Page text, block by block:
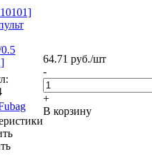
:
64.71 руб./шт
-
+
В корзину